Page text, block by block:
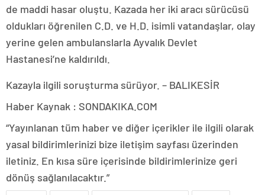
de maddi hasar oluştu. Kazada her iki aracı sürücüsü
oldukları öğrenilen C.D. ve H.D. isimli vatandaşlar, olay
yerine gelen ambulanslarla Ayvalık Devlet
Hastanesi’ne kaldırıldı.
Kazayla ilgili soruşturma sürüyor. – BALIKESİR
Haber Kaynak : SONDAKIKA.COM
“Yayınlanan tüm haber ve diğer içerikler ile ilgili olarak
yasal bildirimlerinizi bize iletişim sayfası üzerinden
iletiniz. En kısa süre içerisinde bildirimlerinize geri
dönüş sağlanılacaktır.”